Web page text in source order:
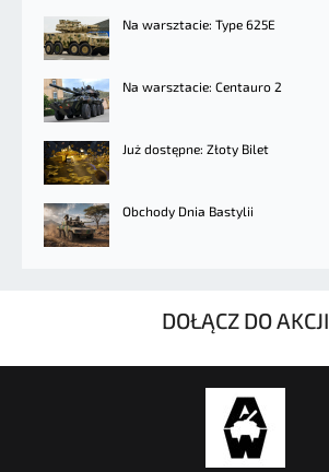
Na warsztacie: Type 625E
Na warsztacie: Centauro 2
Już dostępne: Złoty Bilet
Obchody Dnia Bastylii
DOŁĄCZ DO AKCJI